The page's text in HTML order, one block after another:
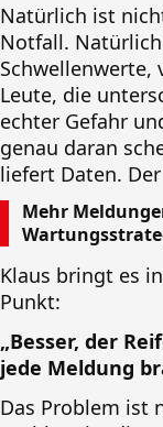
Natürlich ist
Notfall.
Schwellenwerte,
Leute, die
echter Gefahr
genau daran
liefert Daten.
Mehr
Klaus bringt es
Punkt:
„Besser, der
jede Meldung
Das Problem ist